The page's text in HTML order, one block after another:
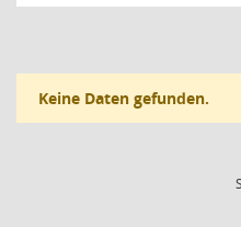
Keine Daten gefunden.